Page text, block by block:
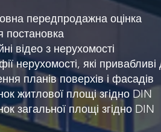
передпродажна оцінка
відео з нерухомості
нерухомості, які привабливі
планів поверхів і фасадів
житлової площі згідно DIN
загальної площі згідно DIN